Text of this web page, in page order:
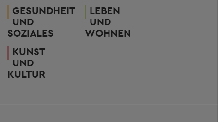
GESUNDHEIT
UND
SOZIALES
LEBEN
UND
WOHNEN
KUNST
UND
KULTUR